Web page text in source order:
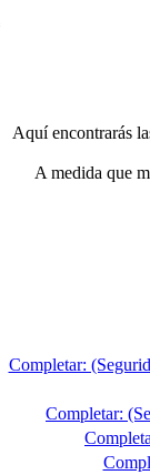
Aquí encontrarás
A medida que
Completar:
Completar: